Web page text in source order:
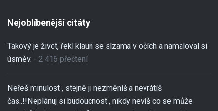
Nejoblíbenější citáty
Takový je život, řekl klaun se slzama v očích a namaloval si
úsměv. - 2 416 přečtení
Neřeš minulost , stejně ji nezměníš a nevrátíš
čas..!!Neplánuj si budoucnost , nikdy nevíš co se může